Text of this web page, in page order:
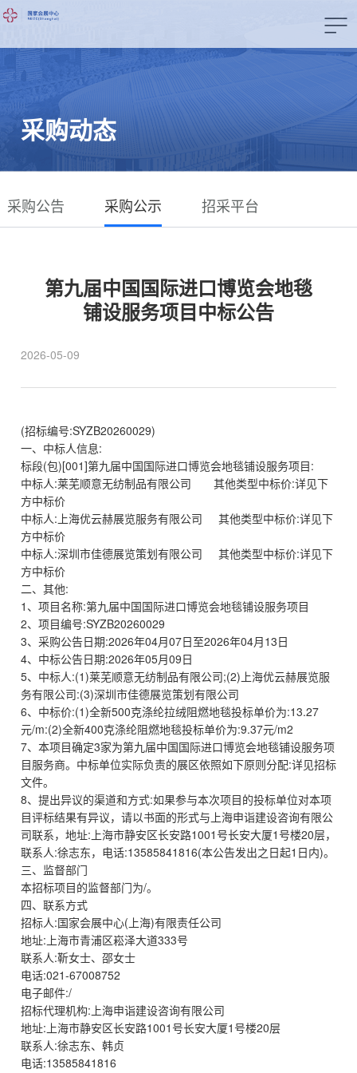
采购动态
采购公告 采购公示 招采平台
第九届中国国际进口博览会地毯
铺设服务项目中标公告
2026-05-09
(招标编号:SYZB20260029)
一、中标人信息:
标段(包)[001]第九届中国国际进口博览会地毯铺设服务项目:
中标人:莱芜顺意无纺制品有限公司 其他类型中标价:详见下
方中标价
中标人:上海优云赫展览服务有限公司 其他类型中标价:详见下
方中标价
中标人:深圳市佳德展览策划有限公司 其他类型中标价:详见下
方中标价
二、其他:
1、项目名称:第九届中国国际进口博览会地毯铺设服务项目
2、项目编号:SYZB20260029
3、采购公告日期:2026年04月07日至2026年04月13日
4、中标公告日期:2026年05月09日
5、中标人:(1)莱芜顺意无纺制品有限公司;(2)上海优云赫展览服
务有限公司:(3)深圳市佳德展览策划有限公司
6、中标价:(1)全新500克涤纶拉绒阻燃地毯投标单价为:13.27
元/m:(2)全新400克涤纶阻燃地毯投标单价为:9.37元/m2
7、本项目确定3家为第九届中国国际进口博览会地毯铺设服务项
目服务商。中标单位实际负责的展区依照如下原则分配:详见招标
文件。
8、提出异议的渠道和方式:如果参与本次项目的投标单位对本项
目评标结果有异议，请以书面的形式与上海申诣建设咨询有限公
司联系，地址:上海市静安区长安路1001号长安大厦1号楼20层，
联系人:徐志东，电话:13585841816(本公告发出之日起1日内)。
三、监督部门
本招标项目的监督部门为/。
四、联系方式
招标人:国家会展中心(上海)有限责任公司
地址:上海市青浦区崧泽大道333号
联系人:靳女士、邵女士
电话:021-67008752
电子邮件:/
招标代理机构:上海申诣建设咨询有限公司
地址:上海市静安区长安路1001号长安大厦1号楼20层
联系人:徐志东、韩贞
电话:13585841816